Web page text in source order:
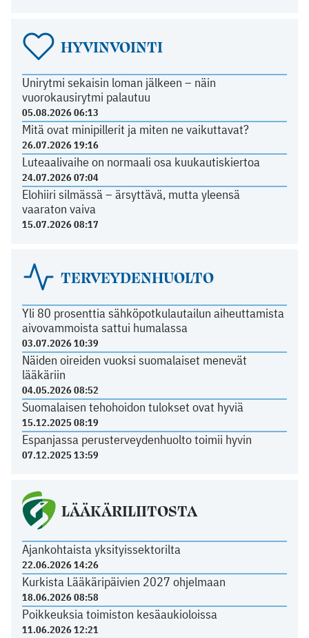
HYVINVOINTI
Unirytmi sekaisin loman jälkeen – näin
vuorokausirytmi palautuu
05.08.2026 06:13
Mitä ovat minipillerit ja miten ne vaikuttavat?
26.07.2026 19:16
Luteaalivaihe on normaali osa kuukautiskiertoa
24.07.2026 07:04
Elohiiri silmässä – ärsyttävä, mutta yleensä
vaaraton vaiva
15.07.2026 08:17
TERVEYDENHUOLTO
Yli 80 prosenttia sähköpotkulautailun aiheuttamista
aivovammoista sattui humalassa
03.07.2026 10:39
Näiden oireiden vuoksi suomalaiset menevät
lääkäriin
04.05.2026 08:52
Suomalaisen tehohoidon tulokset ovat hyviä
15.12.2025 08:19
Espanjassa perusterveydenhuolto toimii hyvin
07.12.2025 13:59
LÄÄKÄRILIITOSTA
Ajankohtaista yksityissektorilta
22.06.2026 14:26
Kurkista Lääkäripäivien 2027 ohjelmaan
18.06.2026 08:58
Poikkeuksia toimiston kesäaukioloissa
11.06.2026 12:21